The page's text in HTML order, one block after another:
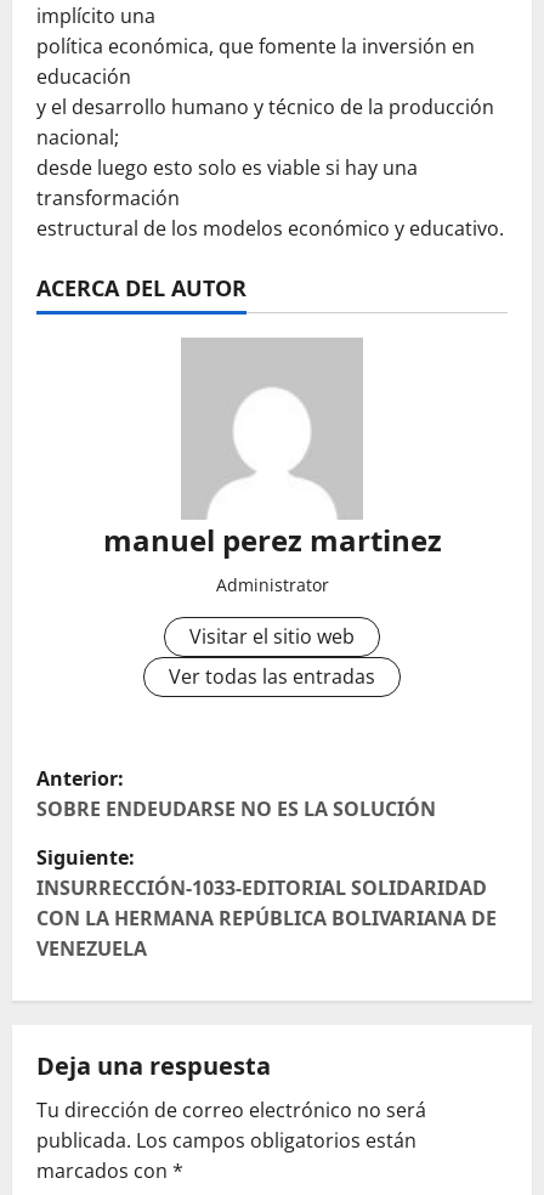
implícito una
política económica, que fomente la inversión en
educación
y el desarrollo humano y técnico de la producción
nacional;
desde luego esto solo es viable si hay una
transformación
estructural de los modelos económico y educativo.
ACERCA DEL AUTOR
manuel perez martinez
Administrator
Visitar el sitio web
Ver todas las entradas
N
a
v
e
g
c
i
ó
Anterior:
SOBRE ENDEUDARSE NO ES LA SOLUCIÓN
Siguiente:
INSURRECCIÓN-1033-EDITORIAL SOLIDARIDAD
CON LA HERMANA REPÚBLICA BOLIVARIANA DE
VENEZUELA
Deja una respuesta
Tu dirección de correo electrónico no será
publicada. Los campos obligatorios están
marcados con *